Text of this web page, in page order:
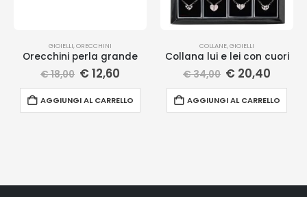
GIOIELLI,ORECCHINI
Orecchini perla grande
€18,00 € 12,60
AGGIUNGI AL CARRELLO
COLLANE,GIOIELLI
Collana lui e lei con cuori
€34,00 € 20,40
AGGIUNGI AL CARRELLO